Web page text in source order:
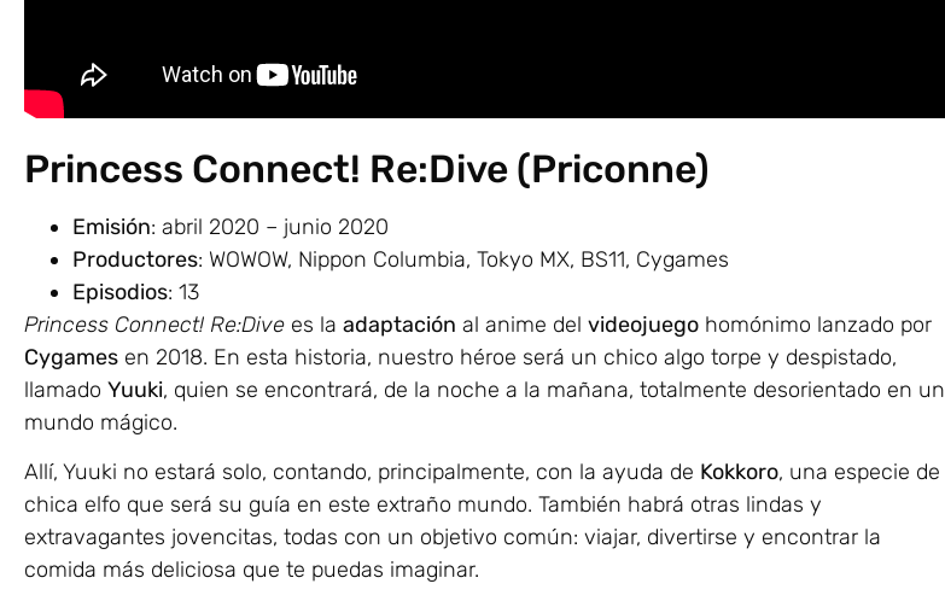
Princess Connect! Re:Dive (Priconne)
Emisión: abril 2020 – junio 2020
Productores: WOWOW, Nippon Columbia, Tokyo MX, BS11, Cygames
Episodios: 13
Princess Connect! Re:Dive es la adaptación al anime del videojuego homónimo lanzado por
Cygames en 2018. En esta historia, nuestro héroe será un chico algo torpe y despistado,
llamado Yuuki, quien se encontrará, de la noche a la mañana, totalmente desorientado en un
mundo mágico.
Allí, Yuuki no estará solo, contando, principalmente, con la ayuda de Kokkoro, una especie de
chica elfo que será su guía en este extraño mundo. También habrá otras lindas y
extravagantes jovencitas, todas con un objetivo común: viajar, divertirse y encontrar la
comida más deliciosa que te puedas imaginar.